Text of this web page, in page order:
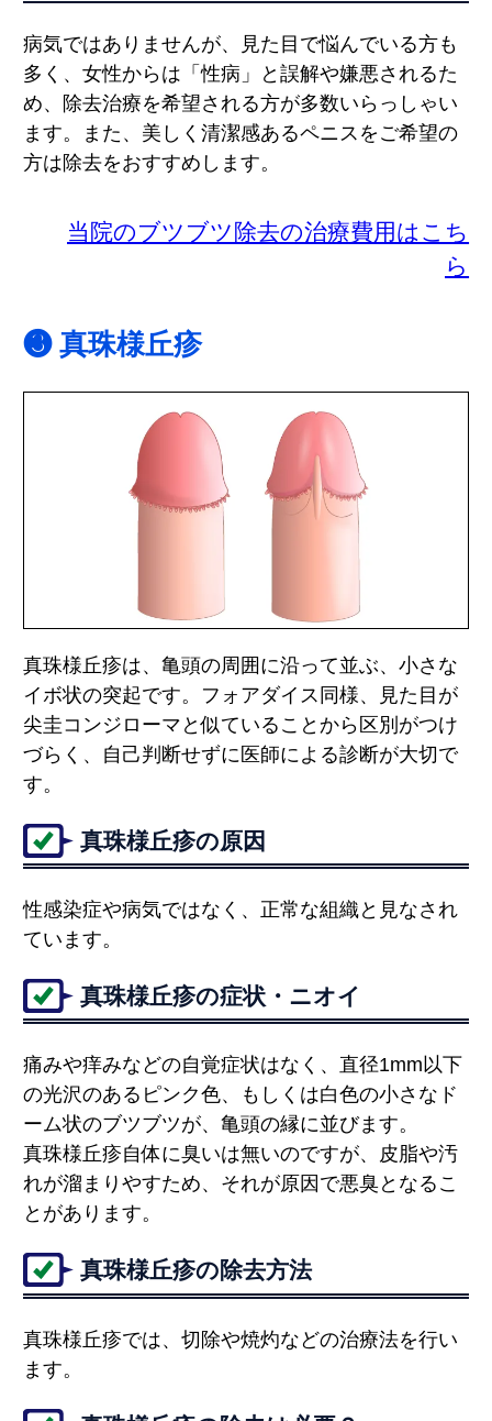
病気ではありませんが、見た目で悩んでいる方も
多く、女性からは「性病」と誤解や嫌悪されるた
め、除去治療を希望される方が多数いらっしゃい
ます。また、美しく清潔感あるペニスをご希望の
方は除去をおすすめします。
当院のブツブツ除去の治療費用はこち
ら
❸ 真珠様丘疹
真珠様丘疹は、亀頭の周囲に沿って並ぶ、小さな
イボ状の突起です。フォアダイス同様、見た目が
尖圭コンジローマと似ていることから区別がつけ
づらく、自己判断せずに医師による診断が大切で
す。
真珠様丘疹の原因
性感染症や病気ではなく、正常な組織と見なされ
ています。
真珠様丘疹の症状・ニオイ
痛みや痒みなどの自覚症状はなく、直径1mm以下
の光沢のあるピンク色、もしくは白色の小さなド
ーム状のブツブツが、亀頭の縁に並びます。
真珠様丘疹自体に臭いは無いのですが、皮脂や汚
れが溜まりやすため、それが原因で悪臭となるこ
とがあります。
真珠様丘疹の除去方法
真珠様丘疹では、切除や焼灼などの治療法を行い
ます。